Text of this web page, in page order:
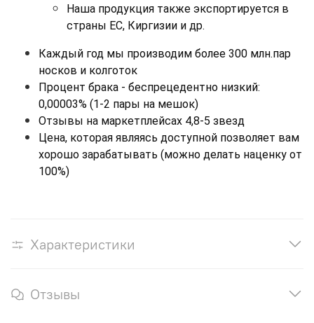
Наша продукция также экспортируется в
страны ЕС, Киргизии и др.
Каждый год мы производим более 300 млн.пар
носков и колготок
Процент брака - беспрецедентно низкий:
0,00003% (1-2 пары на мешок)
Отзывы на маркетплейсах 4,8-5 звезд
Цена, которая являясь доступной позволяет вам
хорошо зарабатывать (можно делать наценку от
100%)
Характеристики
Отзывы